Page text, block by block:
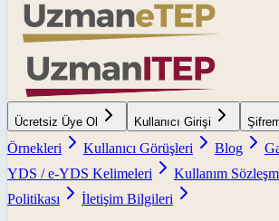
Ücretsiz Üye Ol Kullanıcı Girişi
Örnekleri
Kullanıcı Görüşleri Blog
YDS / e-YDS Kelimeleri
Kullanım
Politikası
İletişim Bilgileri